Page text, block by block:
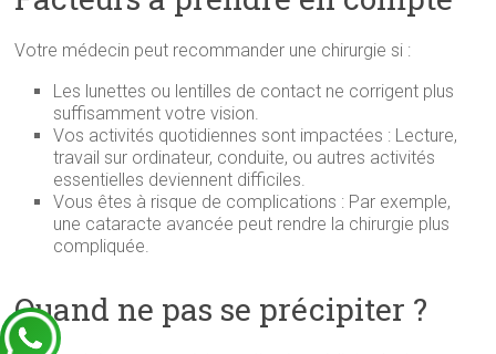
Votre médecin peut recommander une chirurgie si :
Les lunettes ou lentilles de contact ne corrigent plus
suffisamment votre vision.
Vos activités quotidiennes sont impactées : Lecture,
travail sur ordinateur, conduite, ou autres activités
essentielles deviennent difficiles.
Vous êtes à risque de complications : Par exemple,
une cataracte avancée peut rendre la chirurgie plus
compliquée.
Quand ne pas se précipiter ?